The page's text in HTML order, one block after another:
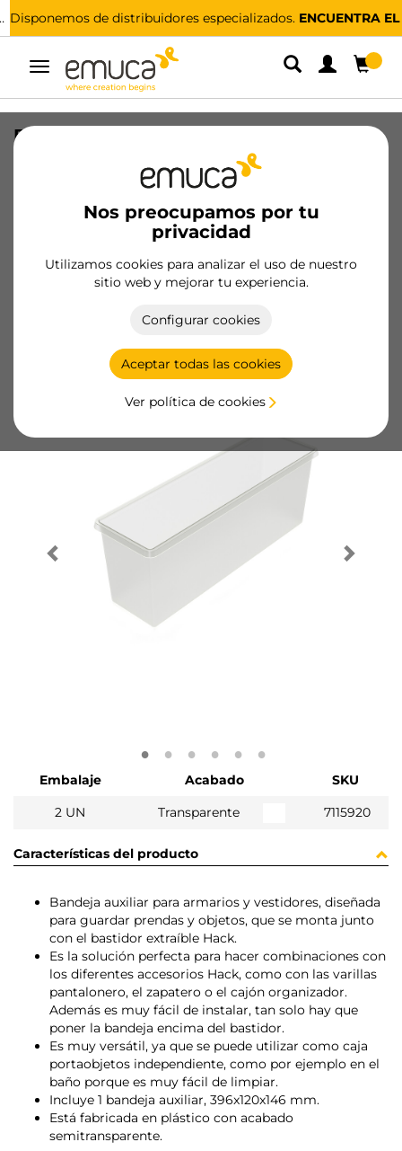
Disponemos de distribuidores especializados.ENCUENTRA EL MÁS CERCANO
Alternar
navegación
Nos preocupamos por tu
privacidad
Utilizamos cookies para analizar el uso de nuestro
sitio web y mejorar tu experiencia.
Configurar cookies
Aceptar todas las cookies
Ver política de cookies
Bandeja auxiliar para armarios y
vestidores Hack, Plástico
Productos esenciales
Hazte cliente
Embalaje Acabado
SKU
2 UN
Transparente 7115920
Características del producto
Bandeja auxiliar para armarios y vestidores, diseñada
para guardar prendas y objetos, que se monta junto
con el bastidor extraíble Hack.
Es la solución perfecta para hacer combinaciones con
los diferentes accesorios Hack, como con las varillas
pantalonero, el zapatero o el cajón organizador.
Además es muy fácil de instalar, tan solo hay que
poner la bandeja encima del bastidor.
Es muy versátil, ya que se puede utilizar como caja
portaobjetos independiente, como por ejemplo en el
baño porque es muy fácil de limpiar.
Incluye 1 bandeja auxiliar, 396x120x146 mm.
Está fabricada en plástico con acabado
semitransparente.